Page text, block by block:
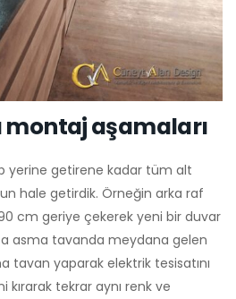
montaj aşamaları
yerine getirene kadar tüm alt
hale getirdik. Örneğin arka raf
90 cm geriye çekerek yeni bir duvar
asma tavanda meydana gelen
tavan yaparak elektrik tesisatını
tekrar aynı renk ve